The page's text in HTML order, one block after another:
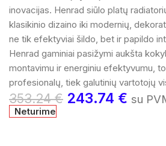
inovacijas. Henrad siūlo platų
klasikinio dizaino iki modernių,
ne tik efektyviai šildo, bet ir papildo
Henrad gaminiai pasižymi aukšta
montavimu ir energiniu efektyvumu,
profesionalų, tiek galutinių vartotojų
353.24€ 243.74 € su
Neturime